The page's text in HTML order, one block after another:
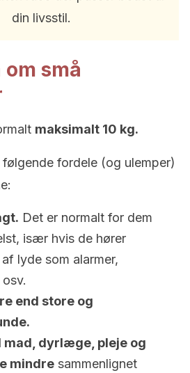
din livsstil.
små
maksimalt 10 kg.
fordele (og ulemper)
Det er normalt for dem
især hvis de hører
lyde som alarmer,
end store og
mad, dyrlæge, pleje og
mindre sammenlignet